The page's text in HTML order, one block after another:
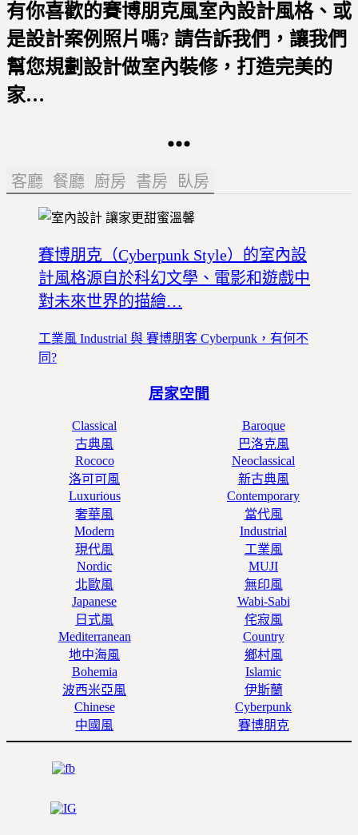
有你喜歡的賽博朋克風室內設計風格、或
是設計案例照片嗎? 請告訴我們，讓我們
幫您規劃設計做室內裝修，打造完美的
家…
客廳 餐廳 廚房 書房 臥房
賽博朋克（Cyberpunk Style）的室內設
計風格源自於科幻文學、電影和遊戲中
對未來世界的描繪…
工業風 Industrial 與 賽博朋客 Cyberpunk，有何不
同?
居家空間
Classical
古典風
Baroque
巴洛克風
Rococo
洛可可風
Neoclassical
新古典風
Luxurious
奢華風
Contemporary
當代風
Modern
現代風
Industrial
工業風
Nordic
北歐風
MUJI
無印風
Japanese
日式風
Wabi-Sabi
侘寂風
Mediterranean
地中海風
Country
鄉村風
Bohemia
波西米亞風
Islamic
伊斯蘭
Chinese
中國風
Cyberpunk
賽博朋克